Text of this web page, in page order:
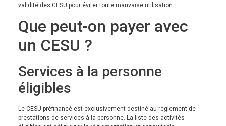
validité des CESU pour éviter toute mauvaise utilisation.
Que peut-on payer avec
un CESU ?
Services à la personne
éligibles
Le CESU préfinancé est exclusivement destiné au règlement de
prestations de services à la personne. La liste des activités